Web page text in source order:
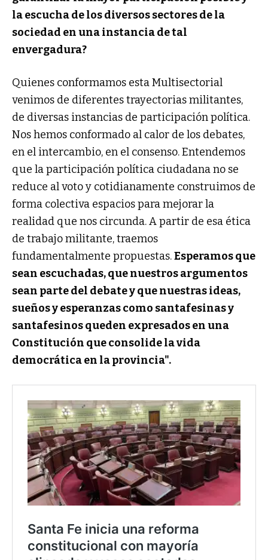
la escucha de los diversos sectores de la
sociedad en una instancia de tal
envergadura?
Quienes conformamos esta Multisectorial
venimos de diferentes trayectorias militantes,
de diversas instancias de participación política.
Nos hemos conformado al calor de los debates,
en el intercambio, en el consenso. Entendemos
que la participación política ciudadana no se
reduce al voto y cotidianamente construimos de
forma colectiva espacios para mejorar la
realidad que nos circunda. A partir de esa ética
de trabajo militante, traemos
fundamentalmente propuestas.Esperamos que
sean escuchadas, que nuestros argumentos
sean parte del debate y que nuestras ideas,
sueños y esperanzas como santafesinas y
santafesinos queden expresados en una
Constitución que consolide la vida
democrática en la provincia".